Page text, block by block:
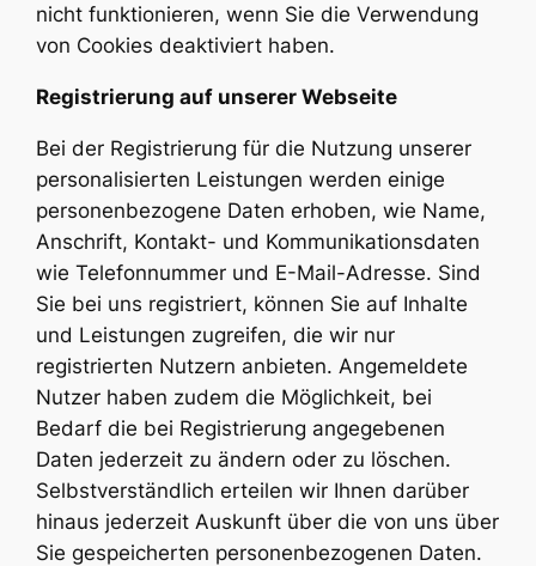
nicht funktionieren, wenn Sie die Verwendung
von Cookies deaktiviert haben.
Registrierung auf unserer Webseite
Bei der Registrierung für die Nutzung unserer
personalisierten Leistungen werden einige
personenbezogene Daten erhoben, wie Name,
Anschrift, Kontakt- und Kommunikationsdaten
wie Telefonnummer und E-Mail-Adresse. Sind
Sie bei uns registriert, können Sie auf Inhalte
und Leistungen zugreifen, die wir nur
registrierten Nutzern anbieten. Angemeldete
Nutzer haben zudem die Möglichkeit, bei
Bedarf die bei Registrierung angegebenen
Daten jederzeit zu ändern oder zu löschen.
Selbstverständlich erteilen wir Ihnen darüber
hinaus jederzeit Auskunft über die von uns über
Sie gespeicherten personenbezogenen Daten.